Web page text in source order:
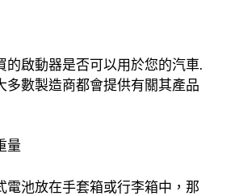
的啟動器是否可以用於您的汽車.
多數製造商都會提供有關其產品
量
電池放在手套箱或行李箱中，那